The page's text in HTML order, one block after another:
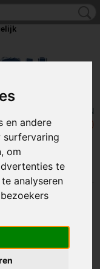
en andere
om
te
analyseren
UW WINKELWAGEN
Geen producten
(0)
>M6 Bouten